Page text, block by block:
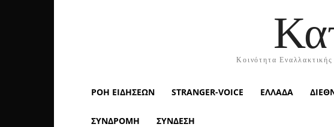
Κοινότητα
ΡΟΉ ΕΙΔΉΣΕΩΝ STRANGER-VOICE ΕΛΛΑΔΑ
ΣΥΝΔΡΟΜΗ ΣΥΝΔΕΣΗ